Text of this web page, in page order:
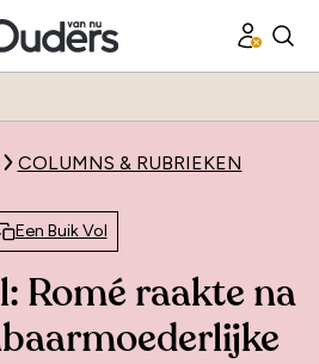
COLUMNS & RUBRIEKEN
Een Buik Vol
Romé raakte na